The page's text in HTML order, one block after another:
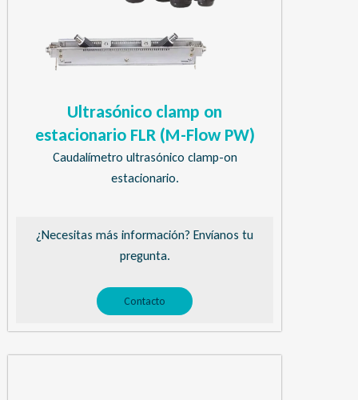
Ultrasónico clamp on
estacionario FLR (M-Flow PW)
Caudalímetro ultrasónico clamp-on
estacionario.
¿Necesitas más información? Envíanos tu
pregunta.
Contacto